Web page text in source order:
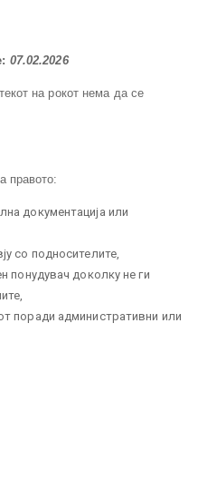
07.02.2026
на рокот нема да се
правото:
документација или
со подносителите,
понудувач доколку не ги
поради административни или